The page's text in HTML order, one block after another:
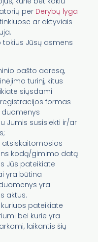
per Derybų lyga
ar aktyviais
Jūsų asmens
pašto adresą,
turinį, kitus
siųsdami
formas
duomenys
Jumis susisiekti ir/ar
atsiskaitomosios
kodą/gimimo datą
Jūs pateikiate
yra būtina
yra
aktus.
pateikiate
bei kurie yra
laikantis šių